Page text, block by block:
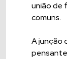
união de
comuns.
A junção